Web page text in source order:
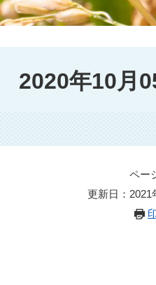
年10月
ペー
更新日：2021